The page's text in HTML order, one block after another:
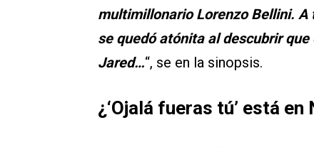
multimillonario Lorenzo Bellini. A
se quedó atónita al descubrir
Jared…“, se en la sinopsis.
¿‘Ojalá fueras tú’ está en